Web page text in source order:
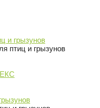
и грызунов
птиц и грызунов